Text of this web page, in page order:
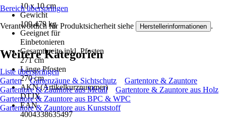
10 x 10 cm
Gewicht
109,479 kg
Geeignet für
Einbetonieren
Gesamtbreite inkl. Pfosten
271 cm
Länge Pfosten
270 cm
AKN (Artikelkurznummer)
DTJX
EAN
4004338635497
Bereich überspringen
Verantwortlich für Produktsicherheit siehe Herstellerinformationen .
Weitere Kategorien
Liste überspringen
Garten
Gartenzäune & Sichtschutz
Gartentore & Zauntore
Gartentore & Zauntore aus Metall
Gartentore & Zauntore aus Holz
Gartentore & Zauntore aus BPC & WPC
Gartentore & Zauntore aus Kunststoff